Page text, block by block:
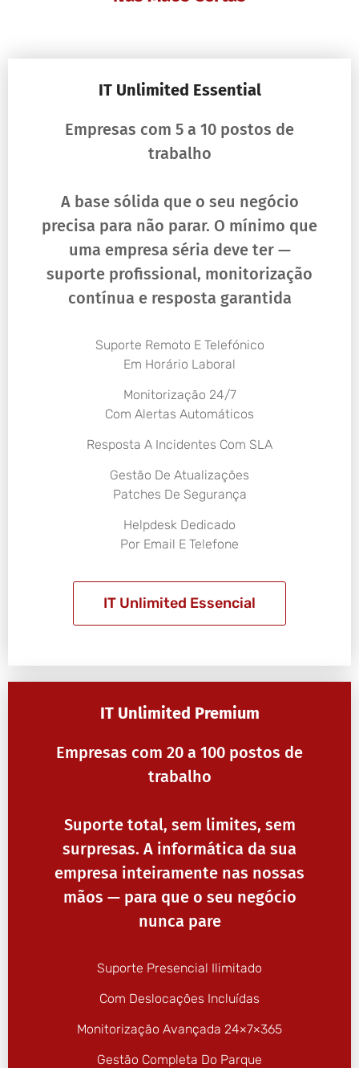
IT Unlimited Essential
Empresas com 5 a 10 postos de
trabalho
A base sólida que o seu negócio
precisa para não parar. O mínimo que
uma empresa séria deve ter —
suporte profissional, monitorização
contínua e resposta garantida
Suporte Remoto E Telefónico
Em Horário Laboral
Monitorização 24/7
Com Alertas Automáticos
Resposta A Incidentes Com SLA
Gestão De Atualizações
Patches De Segurança
Helpdesk Dedicado
Por Email E Telefone
IT Unlimited Essencial
IT Unlimited Premium
Empresas com 20 a 100 postos de
trabalho
Suporte total, sem limites, sem
surpresas. A informática da sua
empresa inteiramente nas nossas
mãos — para que o seu negócio
nunca pare
Suporte Presencial Ilimitado
Com Deslocações Incluídas
Monitorização Avançada 24×7×365
Gestão Completa Do Parque